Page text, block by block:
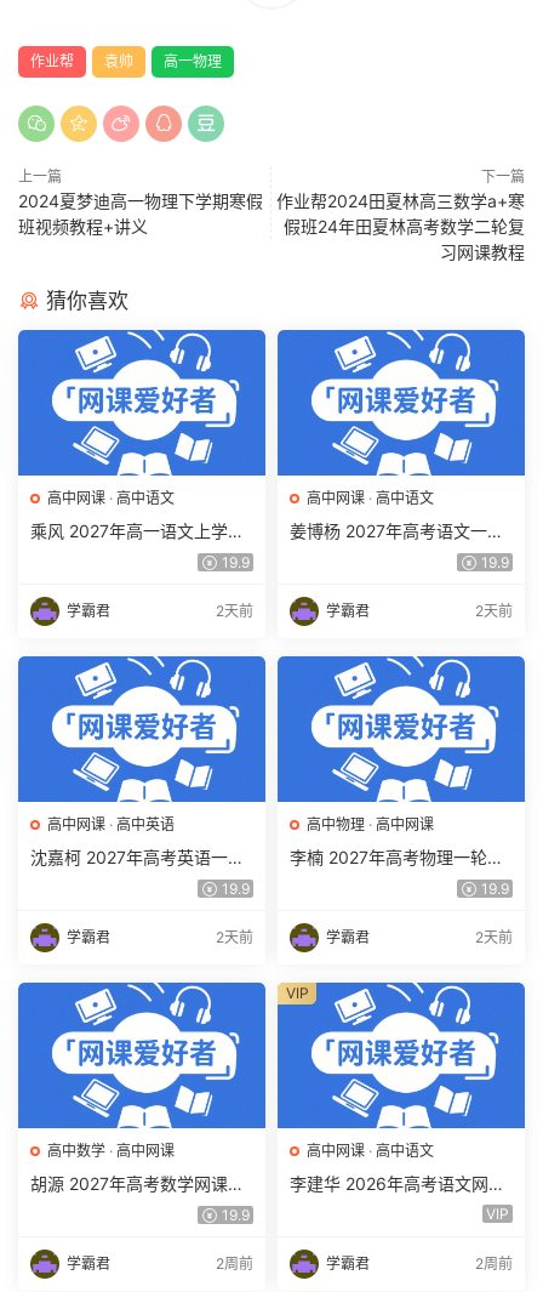
作业帮 袁帅 高一物理
上一篇
2024夏梦迪高一物理下学期寒假
班视频教程+讲义
下一篇
作业帮2024田夏林高三数学a+寒
假班24年田夏林高考数学二轮复
习网课教程
猜你喜欢
高中网课 · 高中语文
乘风 2027年高一语文上学期
网课教程 高一语文 暑假班视
19.9
学霸君 2天前
高中网课 · 高中语文
姜博杨 2027年高考语文一轮
复习网课教程 高三语文 上学
下载
19.9
学霸君 2天前
高中网课 · 高中英语
沈嘉柯 2027年高考英语一轮
复习网课教程 高三英语 上学
下载
19.9
学霸君 2天前
高中物理 · 高中网课
李楠 2027年高考物理一轮复
习网课教程 高三物理 上学期
载
19.9
学霸君 2天前
高中数学 · 高中网课
胡源 2027年高考数学网课教
程 高三数学 一轮复习暑假班
19.9
学霸君 2周前
高中网课 · 高中语文
李建华 2026年高考语文网课
教程 高三语文 a+二三轮复习
VIP
学霸君 2周前
VIP